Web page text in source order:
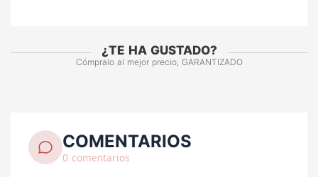
¿TE HA GUSTADO?
Cómpralo al mejor precio, GARANTIZADO
COMENTARIOS
0 comentarios